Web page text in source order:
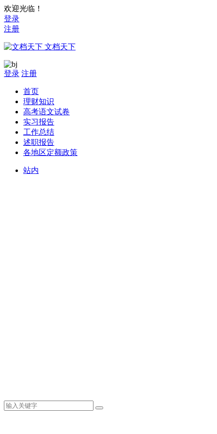
欢迎光临！
登录
注册
文档天下
登录 注册
首页
理财知识
高考语文试卷
实习报告
工作总结
述职报告
各地区定额政策
站内